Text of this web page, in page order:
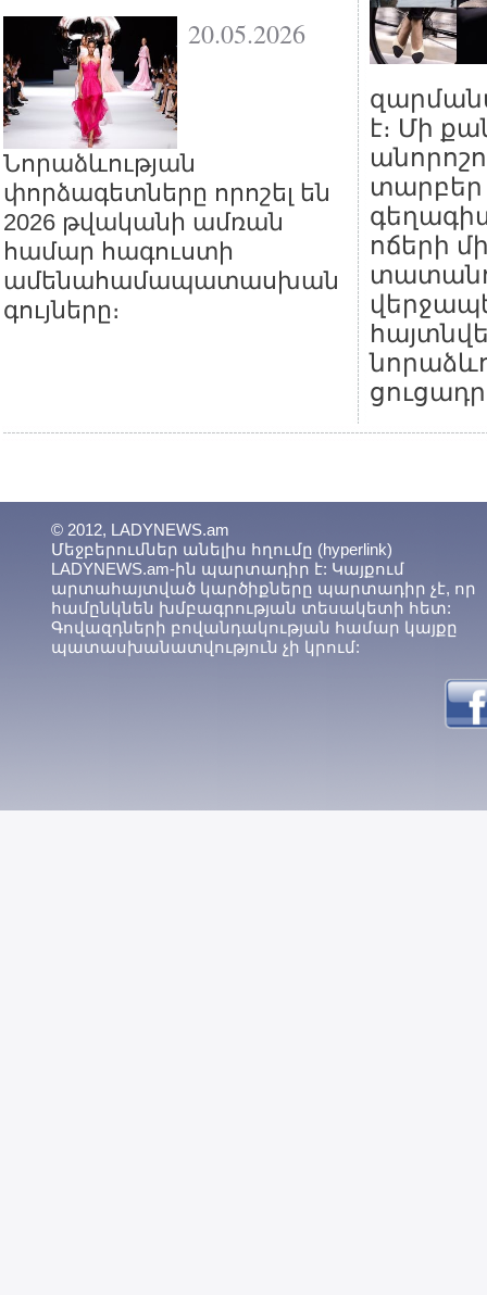
20.05.2026
Նորաձևության
փորձագետները որոշել են
2026 թվականի ամռան
համար հագուստի
ամենահամապատասխան
գույները։
է։ Մի
տարբեր
ոճերի
© 2012, LADYNEWS.am
Մեջբերումներ անելիս հղումը (hyperlink)
LADYNEWS.am-ին պարտադիր է: Կայքում
արտահայտված կարծիքները պարտադիր չէ, որ
համընկնեն խմբագրության տեսակետի հետ:
Գովազդների բովանդակության համար կայքը
պատասխանատվություն չի կրում: